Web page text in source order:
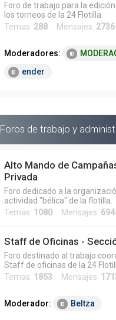
Foro de trabajo para la
los torneos de la 24 Flotilla.
Temas: 288 Mensajes: 2736
Moderadores:
ender
Foros de trabajo y
Alto Mando de
Privada
Foro dedicado a la
actividad "bélica" de la flotilla.
Temas: 1080 Mensajes:
Staff de Oficinas -
Foro destinado al trabajo
Staff de oficinas de la 24
Temas: 1853 Mensajes:
Moderador: Beltza